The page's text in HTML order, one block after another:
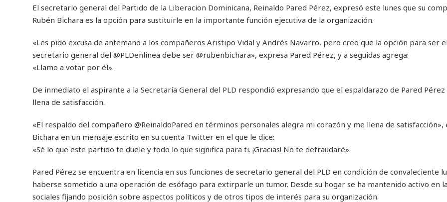
El secretario general del Partido de la Liberacion Dominicana, Reinaldo Pared Pérez, expresó este lunes que su
Rubén Bichara es la opción para sustituirle en la importante función ejecutiva de la organización.
«Les pido excusa de antemano a los compañeros Aristipo Vidal y Andrés Navarro, pero creo que la opción para ser
secretario general del @PLDenlinea debe ser @rubenbichara», expresa Pared Pérez, y a seguidas agrega:
«Llamo a votar por él».
De inmediato el aspirante a la Secretaría General del PLD respondió expresando que el espaldarazo de Pared
llena de satisfacción.
«El respaldo del compañero @ReinaldoPared en términos personales alegra mi corazón y me llena de satisfacción»,
Bichara en un mensaje escrito en su cuenta Twitter en el que le dice:
«Sé lo que este partido te duele y todo lo que significa para ti. ¡Gracias! No te defraudaré».
Pared Pérez se encuentra en licencia en sus funciones de secretario general del PLD en condición de convaleciente
haberse sometido a una operación de esófago para extirparle un tumor. Desde su hogar se ha mantenido activo en
sociales fijando posición sobre aspectos políticos y de otros tipos de interés para su organización.